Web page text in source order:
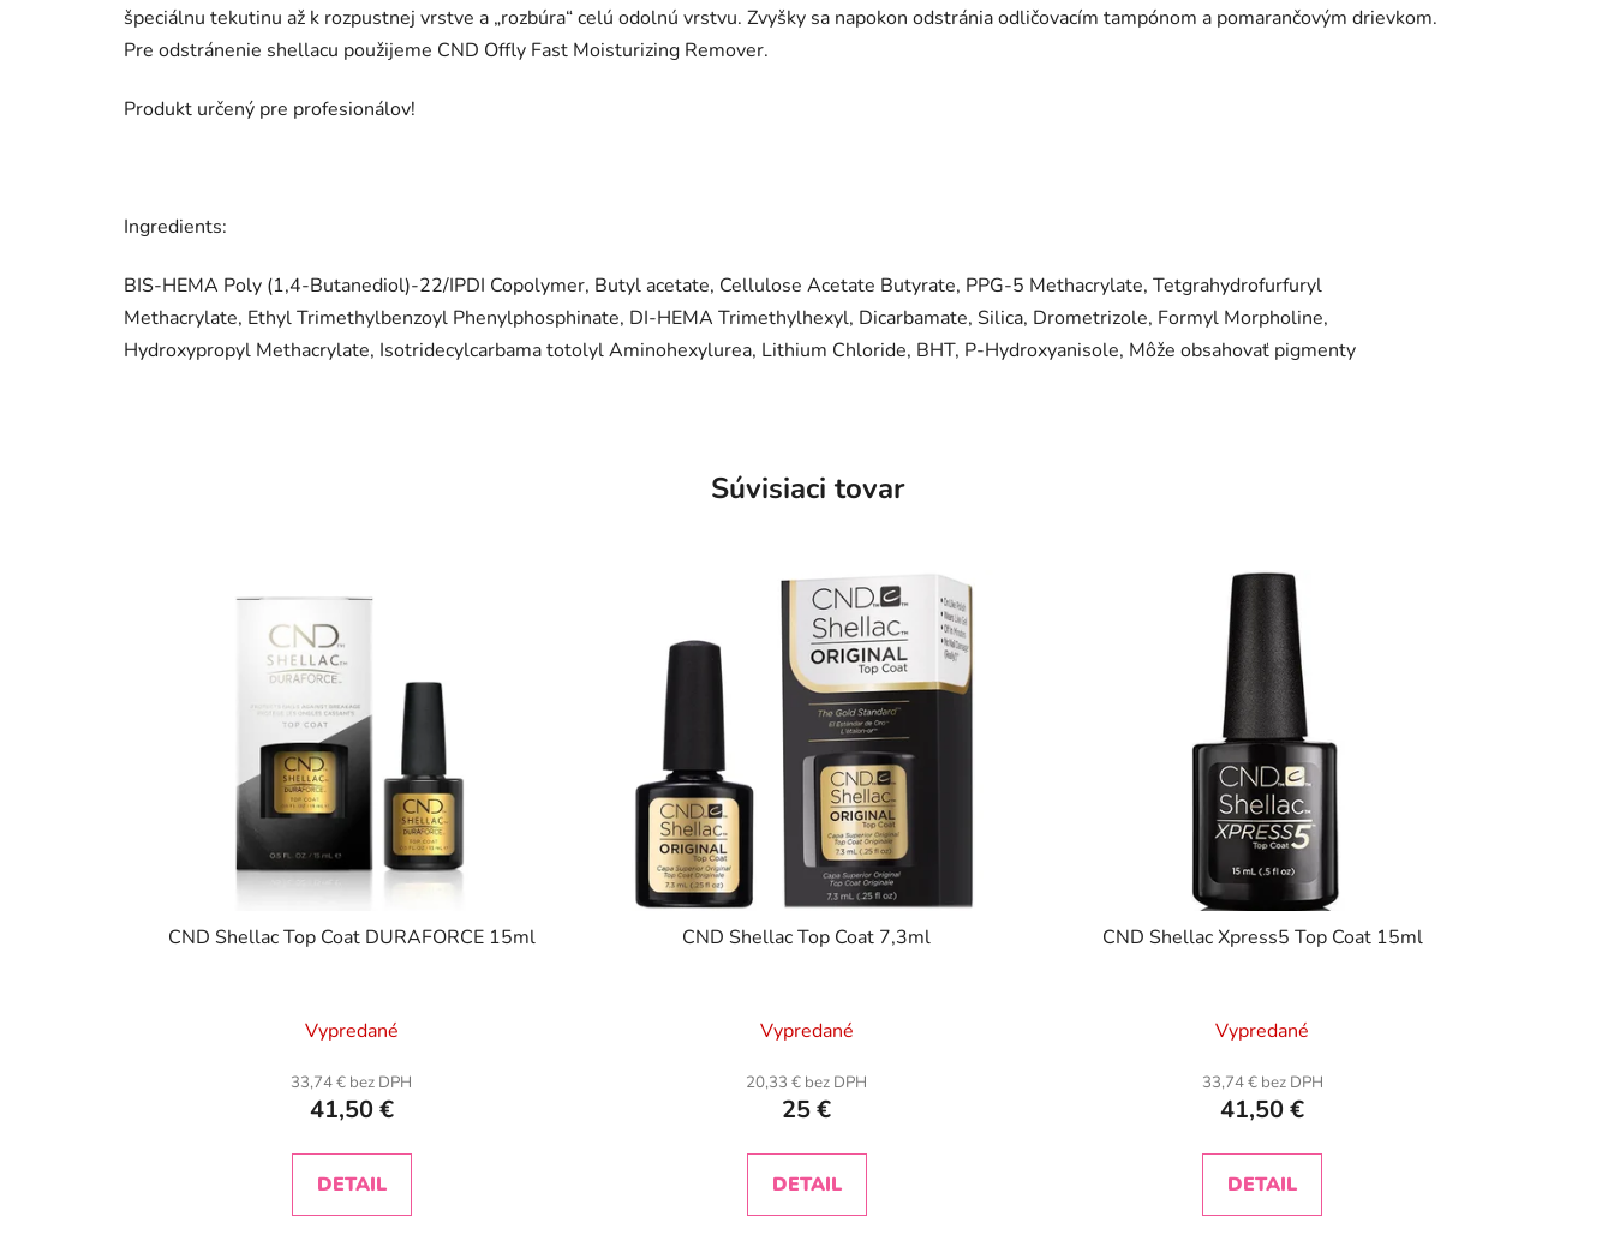
špeciálnu tekutinu až k rozpustnej vrstve a „rozbúra“ celú odolnú vrstvu. Zvyšky sa napokon odstránia odličovacím tampónom a pomarančovým drievkom.
Pre odstránenie shellacu použijeme CND Offly Fast Moisturizing Remover.
Produkt určený pre profesionálov!
Ingredients:
BIS-HEMA Poly (1,4-Butanediol)-22/IPDI Copolymer, Butyl acetate, Cellulose Acetate Butyrate, PPG-5 Methacrylate, Tetgrahydrofurfuryl
Methacrylate, Ethyl Trimethylbenzoyl Phenylphosphinate, DI-HEMA Trimethylhexyl, Dicarbamate, Silica, Drometrizole, Formyl Morpholine,
Hydroxypropyl Methacrylate, Isotridecylcarbama totolyl Aminohexylurea, Lithium Chloride, BHT, P-Hydroxyanisole, Môže obsahovať pigmenty
Súvisiaci tovar
CND Shellac Top Coat DURAFORCE 15ml
Vypredané
33,74 € bez DPH
41,50 €
DETAIL
CND Shellac Top Coat 7,3ml
Vypredané
20,33 € bez DPH
25 €
DETAIL
CND Shellac Xpress5 Top Coat 15ml
Vypredané
33,74 € bez DPH
41,50 €
DETAIL